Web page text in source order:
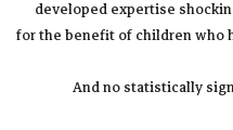
developed expertise
for the benefit of children who
– And no statistically